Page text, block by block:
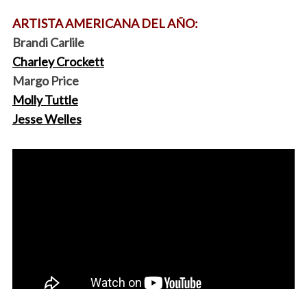
ARTISTA AMERICANA DEL AÑO:
Brandi Carlile
Charley Crockett
Margo Price
Molly Tuttle
Jesse Welles